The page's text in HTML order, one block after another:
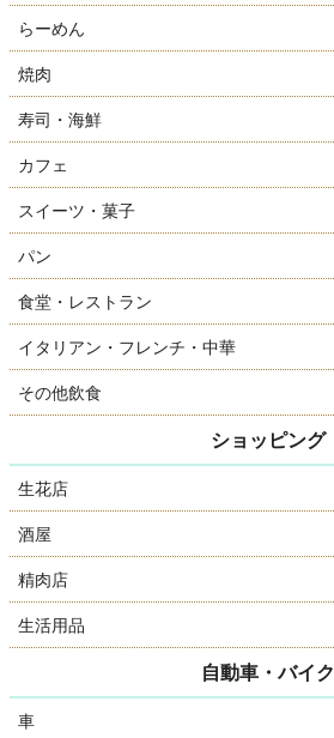
らーめん
焼肉
寿司・海鮮
カフェ
スイーツ・菓子
パン
食堂・レストラン
イタリアン・フレンチ・中華
その他飲食
ショッピング
生花店
酒屋
精肉店
生活用品
自動車・バイク
車